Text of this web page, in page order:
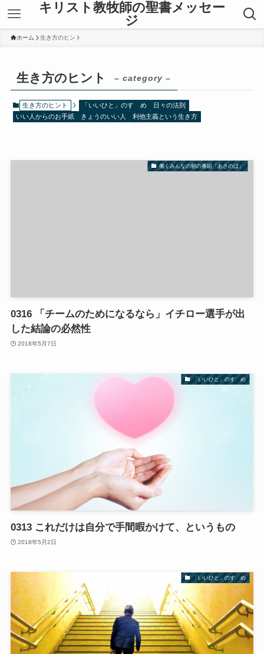
キリスト教牧師の聖書メッセー
ジ
ホーム 生き方のヒント
生き方のヒント – category –
生き方のヒント 「いいひと」のすゝめ
日々の法則
いい人からのお手紙
きょうのいい人 利他主義という生き方
働くみんなの朝の番組「あさのば」
0316 「チームのためになるなら」イチロー選手が出
した結論の必然性
2018年5月7日
「いいひと」のすゝめ
0313 これだけは自分で手間暇かけて、というもの
2018年5月2日
「いいひと」のすゝめ